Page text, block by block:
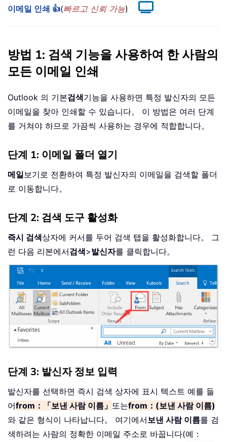
이메일 인쇄 👍(빠르고 신뢰 가능)
방법 1: 검색 기능을 사용하여 한 사람의
모든 이메일 인쇄
Outlook 의 기본검색기능을 사용하면 특정 발신자의 모든
이메일을 찾아 인쇄할 수 있습니다。 이 방법은 여러 단계
를 거쳐야 하므로 가끔씩 사용하는 경우에 적합합니다。
단계 1: 이메일 폴더 열기
메일보기로 전환하여 특정 발신자의 이메일을 검색할 폴더
로 이동합니다。
단계 2: 검색 도구 활성화
즉시 검색상자에 커서를 두어 검색 탭을 활성화합니다。 그
런 다음 리본에서검색>발신자를 클릭합니다。
단계 3: 발신자 정보 입력
발신자를 선택하면 즉시 검색 상자에 표시 텍스트 예를 들
어from：「보낸 사람 이름」 또는from：(보낸 사람 이름)
와 같은 형식이 나타납니다。 여기에서보낸 사람 이름를 검
색하려는 사람의 정확한 이메일 주소로 바꿉니다(예：